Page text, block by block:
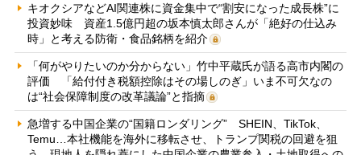
キオクシアなどAI関連株に資金集中で“割安になった成長株”に
投資妙味 資産1.5億円超の坂本慎太郎さんが「絶好の仕込み
時」と考える防衛・食品銘柄を紹介
「何がやりたいのか分からない」竹中平蔵氏が語る高市内閣の
評価 「給付付き税額控除はその場しのぎ」いま不可欠なの
は“社会保障制度の改革議論”と指摘
急増する中国企業の“国籍ロンダリング” SHEIN、TikTok、
Temu…本社機能を海外に移転させ、トランプ関税の回避を狙